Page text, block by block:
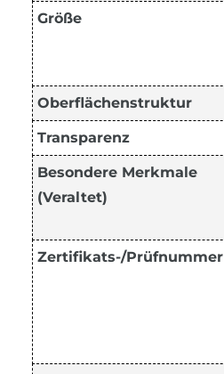
Größe
Oberflächenstruktur
Transparenz
Besondere Merkmale
(Veraltet)
Zertifikats-/Prüfnummer